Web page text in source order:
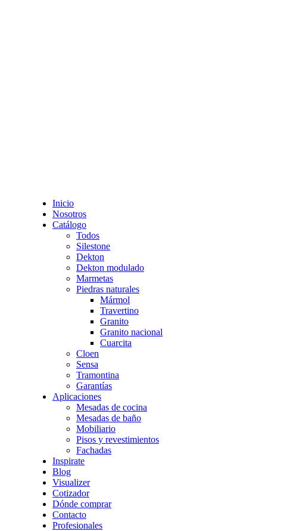
Inicio
Nosotros
Catálogo
Todos
Silestone
Dekton
Dekton modulado
Marmetas
Piedras naturales
Mármol
Travertino
Granito
Granito nacional
Cuarcita
Cloen
Sensa
Tramontina
Garantías
Aplicaciones
Mesadas de cocina
Mesadas de baño
Mobiliario
Pisos y revestimientos
Fachadas
Inspirate
Blog
Visualizer
Cotizador
Dónde comprar
Contacto
Profesionales